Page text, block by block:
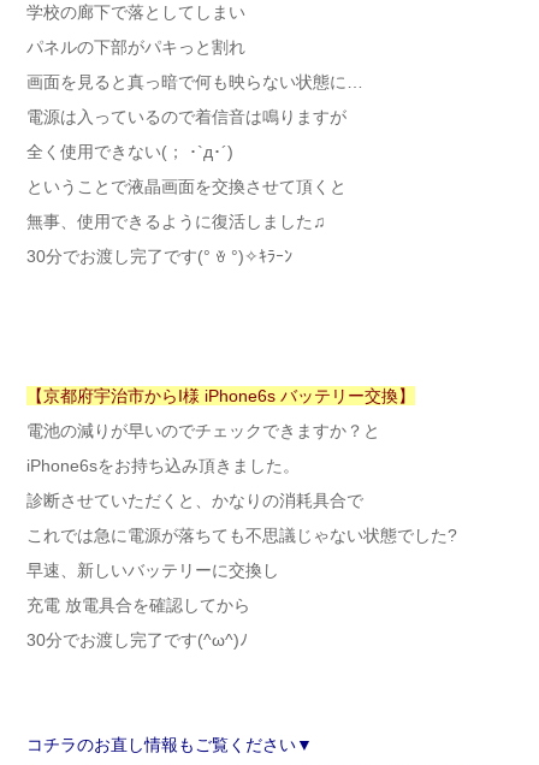
学校の廊下で落としてしまい
パネルの下部がパキっと割れ
画面を見ると真っ暗で何も映らない状態に…
電源は入っているので着信音は鳴りますが
全く使用できない(； ･`д･´)
ということで液晶画面を交換させて頂くと
無事、使用できるように復活しました♫
30分でお渡し完了です(° ꈊ °)✧ｷﾗｰﾝ
【京都府宇治市からI様 iPhone6s バッテリー交換】
電池の減りが早いのでチェックできますか？と
iPhone6sをお持ち込み頂きました。
診断させていただくと、かなりの消耗具合で
これでは急に電源が落ちても不思議じゃない状態でした?
早速、新しいバッテリーに交換し
充電 放電具合を確認してから
30分でお渡し完了です(^ω^)ﾉ
コチラのお直し情報もご覧ください▼